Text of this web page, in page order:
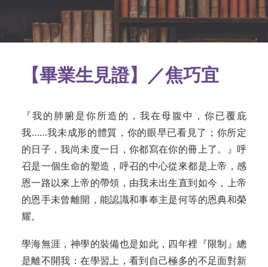
【畢業生見證】／焦巧宜
『我的肺腑是你所造的，我在母腹中，你已覆庇
我……我未成形的體質，你的眼早已看見了；你所定
的日子，我尚未度一日，你都寫在你的冊上了。』呼
召是一個生命的塑造，呼召的中心從來都是上帝，感
恩一路以來上帝的帶領，由我未出生直到如今，上帝
的恩手未曾離開，能認識和事奉主是何等的恩典和榮
耀。
學海無涯，神學的裝備也是如此，四年裡『限制』總
是離不開我：在學習上，看到自己極多的不足面對新